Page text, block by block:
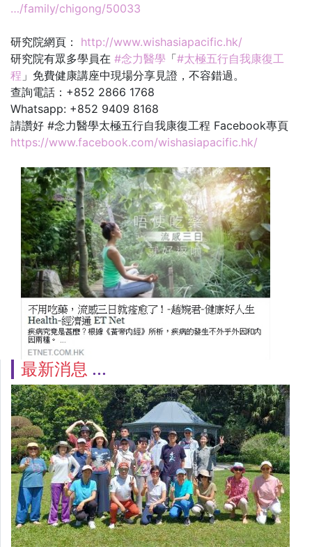
…/family/chigong/50033
研究院網頁： http://www.wishasiapacific.hk/
研究院有眾多學員在 #念力醫學 「#太極五行自我康復工
程 」免費健康講座中現場分享見證，不容錯過。
查詢電話：+852 2866 1768
Whatsapp: +852 9409 8168
請讚好 #念力醫學太極五行自我康復工程 Facebook專頁
https://www.facebook.com/wishasiapacific.hk/
最新消息